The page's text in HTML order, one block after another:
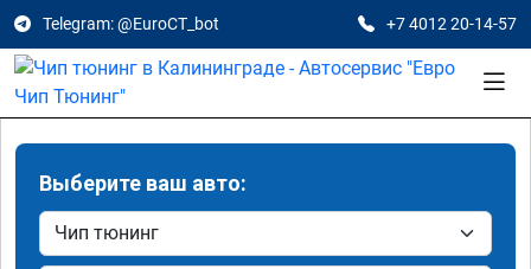
Telegram: @EuroCT_bot +7 4012 20-14-57
Выберите ваш авто: